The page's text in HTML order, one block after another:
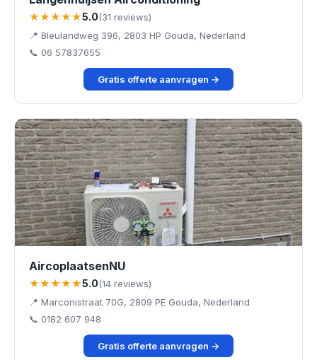
★★★★★5.0(31 reviews)
📍 Bleulandweg 396, 2803 HP Gouda, Nederland
📞 06 57837655
Gratis offerte aanvragen →
AircoplaatsenNU
★★★★★5.0(14 reviews)
📍 Marconistraat 70G, 2809 PE Gouda, Nederland
📞 0182 607 948
Gratis offerte aanvragen →